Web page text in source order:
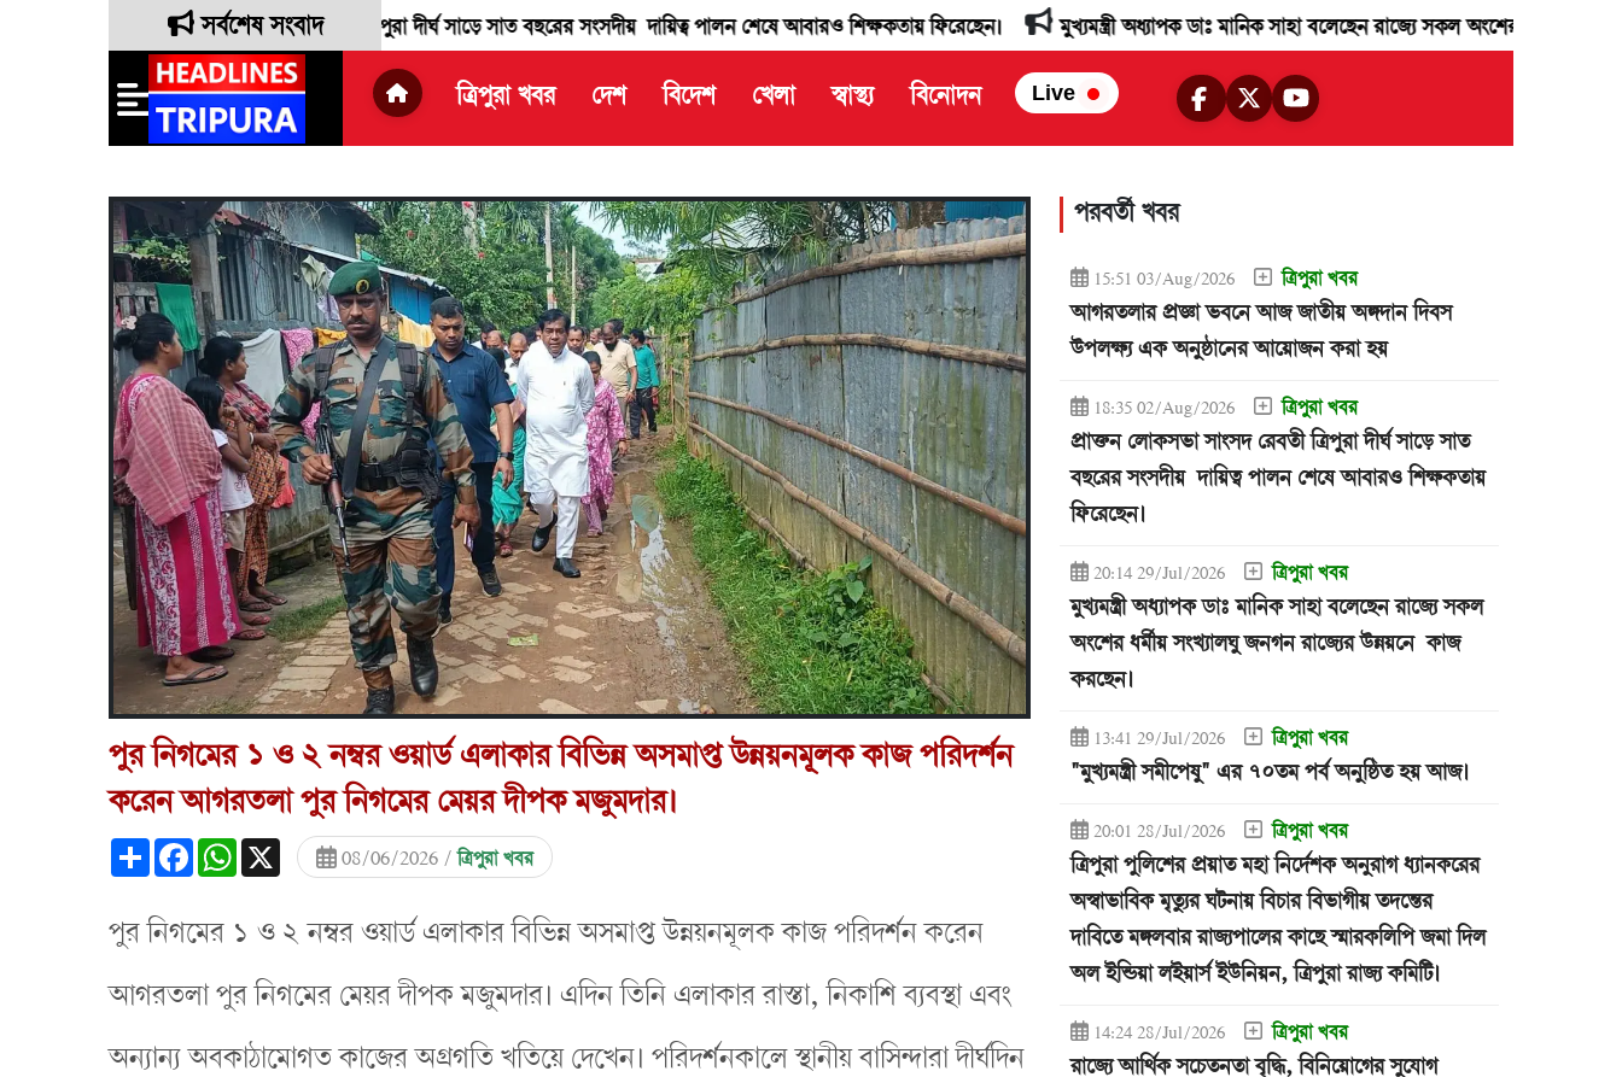
সর্বশেষ সংবাদ
প্রাক্তন লোকসভা সাংসদ রেবতী ত্রিপুরা দীর্ঘ সাড়ে সাত বছরের সংসদীয় দায়িত্ব পালন শেষে আবারও শিক্ষকতায় ফিরেছেন। মুখ্যমন্ত্রী অধ্যাপক ডাঃ মানিক সাহা বলেছেন রাজ্যে সকল অংশের ধর্মীয় সংখ্যালঘু জনগন
ত্রিপুরা খবর দেশ বিদেশ খেলা স্বাস্থ্য বিনোদন Live
পুর নিগমের ১ ও ২ নম্বর ওয়ার্ড এলাকার বিভিন্ন অসমাপ্ত উন্নয়নমূলক কাজ পরিদর্শন
করেন আগরতলা পুর নিগমের মেয়র দীপক মজুমদার।
Share FacebookWhatsApp 08/06/2026 /ত্রিপুরা খবর
পুর নিগমের ১ ও ২ নম্বর ওয়ার্ড এলাকার বিভিন্ন অসমাপ্ত উন্নয়নমূলক কাজ পরিদর্শন করেন
আগরতলা পুর নিগমের মেয়র দীপক মজুমদার। এদিন তিনি এলাকার রাস্তা, নিকাশি ব্যবস্থা এবং
অন্যান্য অবকাঠামোগত কাজের অগ্রগতি খতিয়ে দেখেন। পরিদর্শনকালে স্থানীয় বাসিন্দারা দীর্ঘদিন
পরবর্তী খবর
15:51 03/Aug/2026 ত্রিপুরা খবর
আগরতলার প্রজ্ঞা ভবনে আজ জাতীয় অঙ্গদান দিবস
উপলক্ষ্য এক অনুষ্ঠানের আয়োজন করা হয়
18:35 02/Aug/2026 ত্রিপুরা খবর
প্রাক্তন লোকসভা সাংসদ রেবতী ত্রিপুরা দীর্ঘ সাড়ে সাত
বছরের সংসদীয় দায়িত্ব পালন শেষে আবারও শিক্ষকতায়
ফিরেছেন।
20:14 29/Jul/2026 ত্রিপুরা খবর
মুখ্যমন্ত্রী অধ্যাপক ডাঃ মানিক সাহা বলেছেন রাজ্যে সকল
অংশের ধর্মীয় সংখ্যালঘু জনগন রাজ্যের উন্নয়নে কাজ
করছেন।
13:41 29/Jul/2026 ত্রিপুরা খবর
"মুখ্যমন্ত্রী সমীপেষু" এর ৭০তম পর্ব অনুষ্ঠিত হয় আজ।
20:01 28/Jul/2026 ত্রিপুরা খবর
ত্রিপুরা পুলিশের প্রয়াত মহা নির্দেশক অনুরাগ ধ্যানকরের
অস্বাভাবিক মৃত্যুর ঘটনায় বিচার বিভাগীয় তদন্তের
দাবিতে মঙ্গলবার রাজ্যপালের কাছে স্মারকলিপি জমা দিল
অল ইন্ডিয়া লইয়ার্স ইউনিয়ন, ত্রিপুরা রাজ্য কমিটি।
14:24 28/Jul/2026 ত্রিপুরা খবর
রাজ্যে আর্থিক সচেতনতা বৃদ্ধি, বিনিয়োগের সুযোগ